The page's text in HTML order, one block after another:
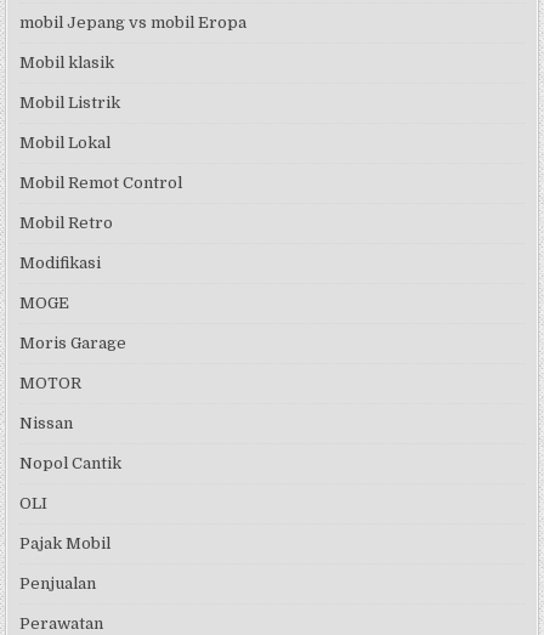
mobil Jepang vs mobil Eropa
Mobil klasik
Mobil Listrik
Mobil Lokal
Mobil Remot Control
Mobil Retro
Modifikasi
MOGE
Moris Garage
MOTOR
Nissan
Nopol Cantik
OLI
Pajak Mobil
Penjualan
Perawatan